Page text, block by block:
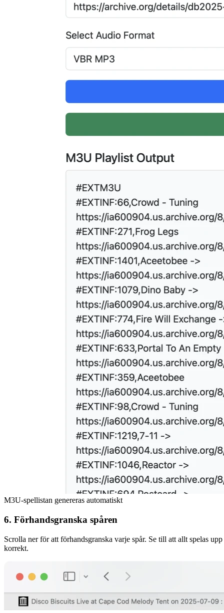
M3U-spellistan genereras automatiskt
6. Förhandsgranska spåren
Scrolla ner för att förhandsgranska varje spår. Se till att allt spelas upp
korrekt.